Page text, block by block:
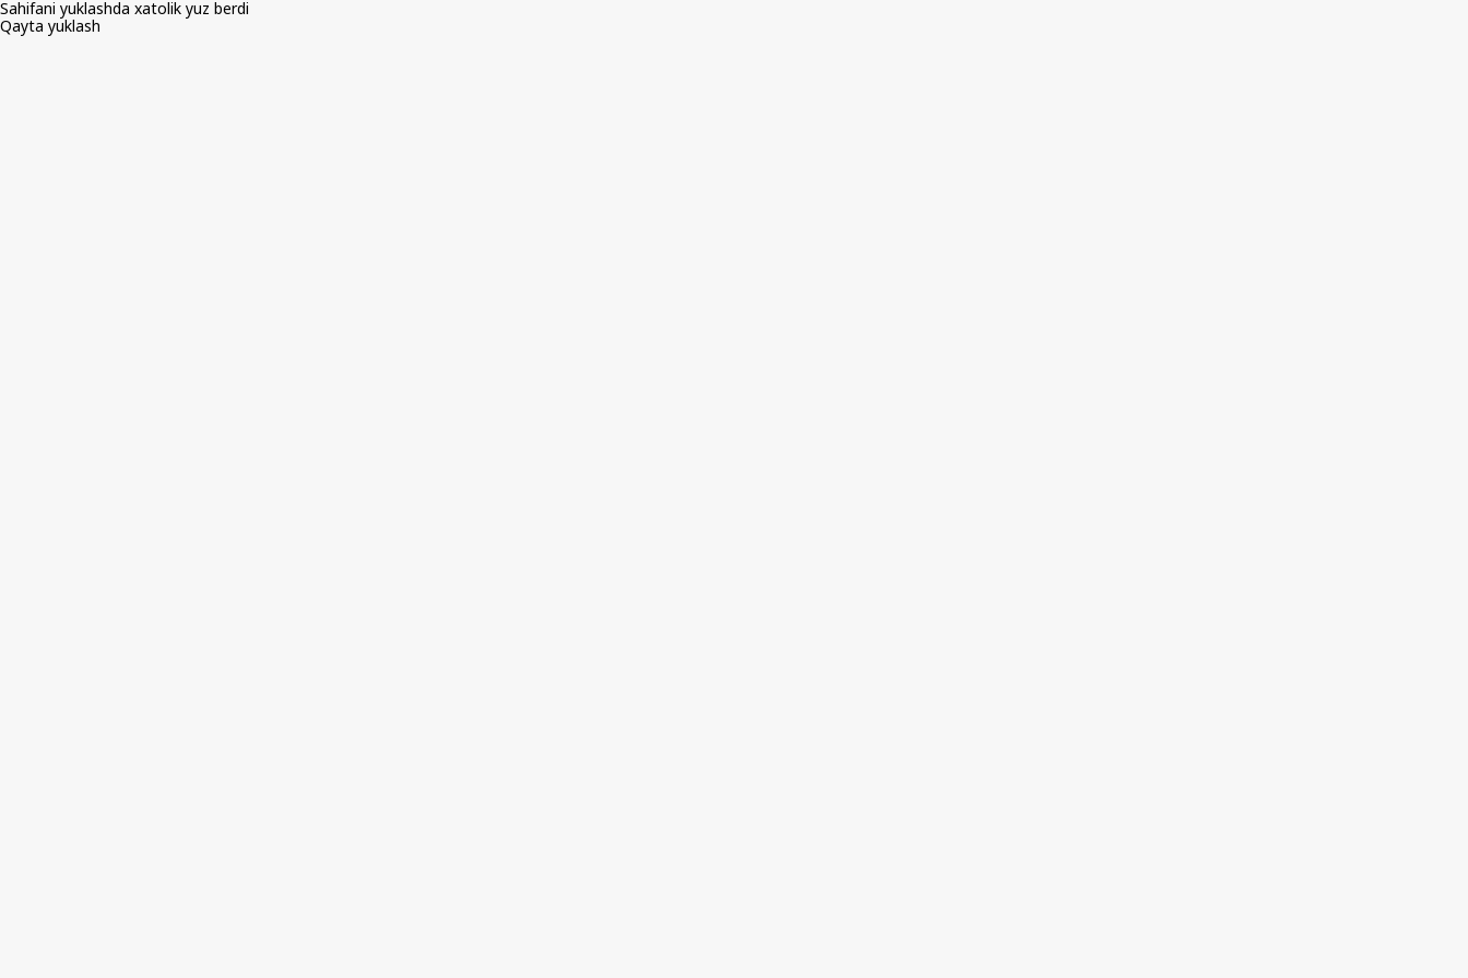
Sahifani yuklashda xatolik yuz berdi
Qayta yuklash